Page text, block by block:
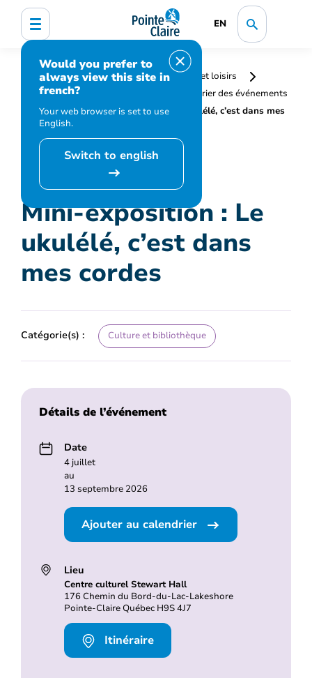
EN
Would you prefer to
always view this site in
french?
Your web browser is set to use
English.
Switch to english
Accueil
Bibliothèque, culture, sports et loisirs
Programmation et inscription
Calendrier des événements
et activités
Mini-exposition : Le ukulélé, c’est dans mes
cordes
Mini-exposition : Le
ukulélé, c’est dans
mes cordes
Catégorie(s) : Culture et bibliothèque
Détails de l’événement
Date
4 juillet
au
13 septembre 2026
Ajouter au calendrier
Lieu
Centre culturel Stewart Hall
176 Chemin du Bord-du-Lac-Lakeshore
Pointe-Claire Québec H9S 4J7
Itinéraire